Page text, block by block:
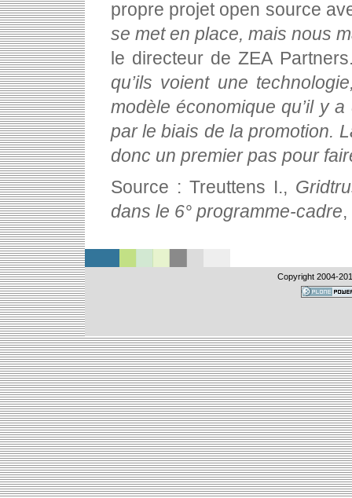
propre projet open source
se met en place, mais nous
le directeur de ZEA
qu’ils voient une
modèle économique qu’il y
par le biais de la promotion.
donc un premier pas pour
Source : Treuttens I.,
dans le 6° programme-cadre
Copyright 2004-